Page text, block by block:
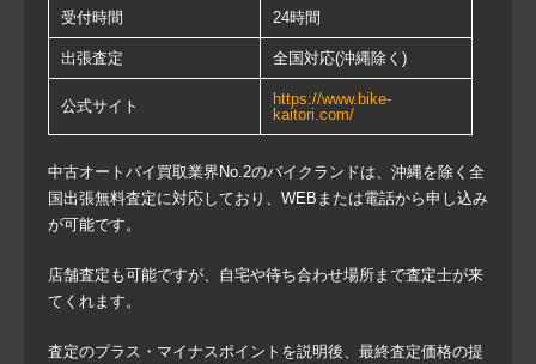
受付時間 24時間
出張査定 全国対応(沖縄除く)
公式サイト
https://www.bike-
kaitori.com/
中古オートバイ買取業界No.2のバイクランドは、沖縄を除く全
国出張無料査定に対応しており、WEBまたは電話から申し込み
が可能です。
店舗査定も可能ですが、自宅や待ち合わせ場所まで査定士が来
てくれます。
査定のプラス・マイナスポイントを説明後、最終査定価格の提